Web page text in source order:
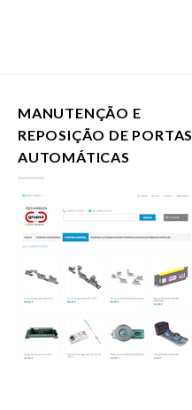
MANUTENÇÃO E
REPOSIÇÃO DE PORTAS
AUTOMÁTICAS